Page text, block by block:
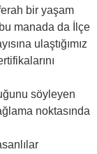
bir yaşam
manada da İlçe
ulaştığımız
söyleyen
noktasında